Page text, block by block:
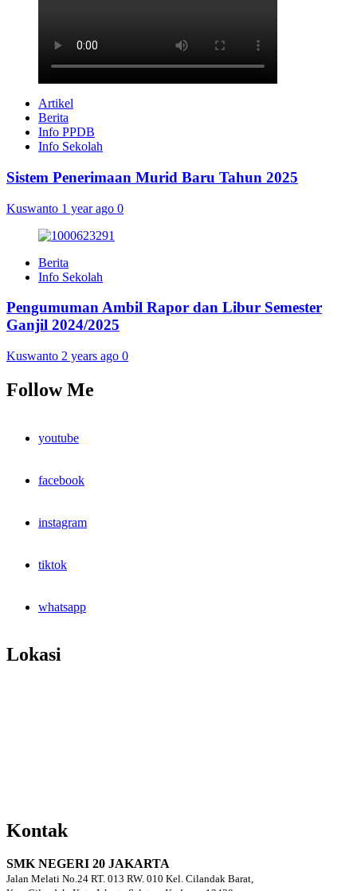
Artikel
Berita
Info PPDB
Info Sekolah
Sistem Penerimaan Murid Baru Tahun 2025
Kuswanto 1 year ago 0
Berita
Info Sekolah
Pengumuman Ambil Rapor dan Libur Semester
Ganjil 2024/2025
Kuswanto 2 years ago 0
Follow Me
youtube
facebook
instagram
tiktok
whatsapp
Lokasi
Kontak
SMK NEGERI 20 JAKARTA
Jalan Melati No.24 RT. 013 RW. 010 Kel. Cilandak Barat,